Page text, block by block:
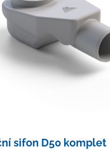
sifon D50 komplet